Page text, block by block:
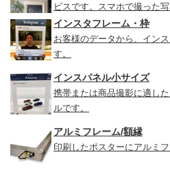
ビスです。スマホで撮った写
インスタフレーム・枠
お客様のデータから、イン
す。
インスパネル小サイズ
携帯または商品撮影に適し
ルです。
アルミフレーム/額縁
印刷したポスターにアルミ